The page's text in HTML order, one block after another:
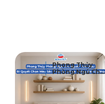
05
06-2026
Phong Thủy
Phòng Ngủ Cho
Người Tuổi Dậu:
Bí Quyết Chọn
Màu Sắc Chăn
Ra Gối và Hướng